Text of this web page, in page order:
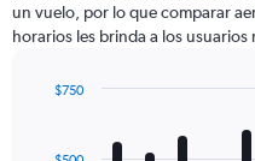
un vuelo, por lo que comparar
horarios les brinda a los
with
$750